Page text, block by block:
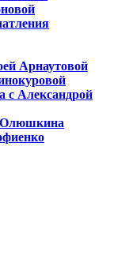
Арнаутовой
с Александрой
Олюшкина